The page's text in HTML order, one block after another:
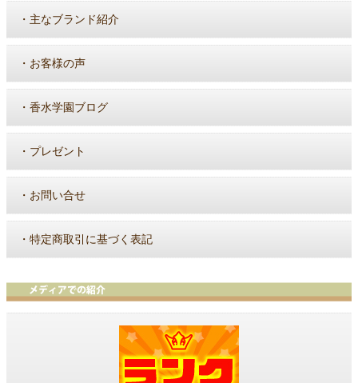
・ 主なブランド紹介
・ お客様の声
・ 香水学園ブログ
・ プレゼント
・ お問い合せ
・ 特定商取引に基づく表記